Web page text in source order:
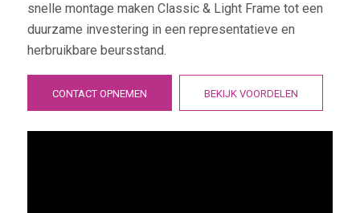
snelle montage maken Classic & Light Frame tot een
duurzame investering in een representatieve en
herbruikbare beursstand.
CONTACT OPNEMEN BEKIJK VOORDELEN